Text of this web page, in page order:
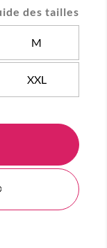
des tailles
M
XXL